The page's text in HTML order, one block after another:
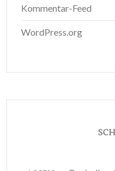
Kommentar-Feed
WordPress.org